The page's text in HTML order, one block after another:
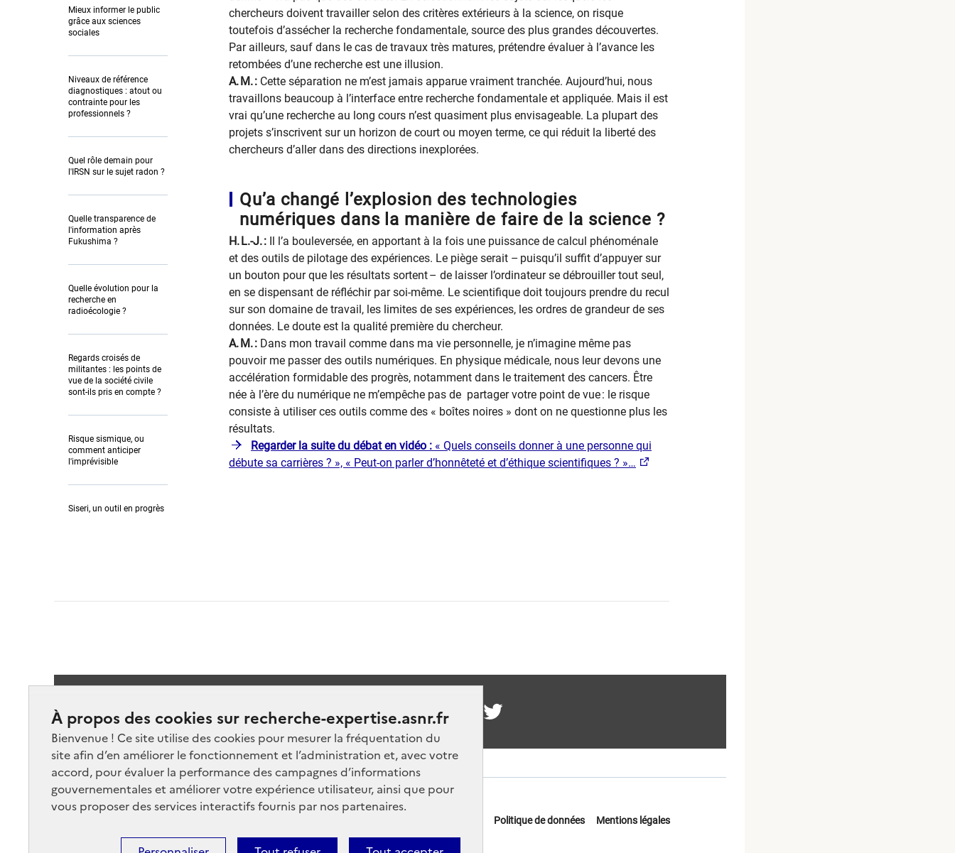
À propos des cookies sur recherche-expertise.asnr.fr
Bienvenue ! Ce site utilise des cookies pour mesurer la fréquentation du
site afin d’en améliorer le fonctionnement et l’administration et, avec votre
accord, pour évaluer la performance des campagnes d’informations
gouvernementales et améliorer votre expérience utilisateur, ainsi que pour
vous proposer des services interactifs fournis par nos partenaires.
Mieux informer le public
grâce aux sciences
sociales
Niveaux de référence
diagnostiques : atout ou
contrainte pour les
professionnels ?
Quel rôle demain pour
l'IRSN sur le sujet radon ?
Quelle transparence de
l'information après
Fukushima ?
Quelle évolution pour la
recherche en
radioécologie ?
Regards croisés de
militantes : les points de
vue de la société civile
sont-ils pris en compte ?
Risque sismique, ou
comment anticiper
l'imprévisible
Siseri, un outil en progrès
chercheurs doivent travailler selon des critères extérieurs à la science, on risque
toutefois d’assécher la recherche fondamentale, source des plus grandes découvertes.
Par ailleurs, sauf dans le cas de travaux très matures, prétendre évaluer à l’avance les
retombées d’une recherche est une illusion.
A. M. : Cette séparation ne m’est jamais apparue vraiment tranchée. Aujourd’hui, nous
travaillons beaucoup à l’interface entre recherche fondamentale et appliquée. Mais il est
vrai qu’une recherche au long cours n’est quasiment plus envisageable. La plupart des
projets s’inscrivent sur un horizon de court ou moyen terme, ce qui réduit la liberté des
chercheurs d’aller dans des directions inexplorées.
Qu’a changé l’explosion des technologies
numériques dans la manière de faire de la science ?
H. L.-J. : Il l’a bouleversée, en apportant à la fois une puissance de calcul phénoménale
et des outils de pilotage des expériences. Le piège serait – puisqu’il suffit d’appuyer sur
un bouton pour que les résultats sortent – de laisser l’ordinateur se débrouiller tout seul,
en se dispensant de réfléchir par soi-même. Le scientifique doit toujours prendre du recul
sur son domaine de travail, les limites de ses expériences, les ordres de grandeur de ses
données. Le doute est la qualité première du chercheur.
A. M. : Dans mon travail comme dans ma vie personnelle, je n’imagine même pas
pouvoir me passer des outils numériques. En physique médicale, nous leur devons une
accélération formidable des progrès, notamment dans le traitement des cancers. Être
née à l’ère du numérique ne m’empêche pas de partager votre point de vue : le risque
consiste à utiliser ces outils comme des « boîtes noires » dont on ne questionne plus les
résultats.
Regarder la suite du débat en vidéo : « Quels co​nseils donner à une personne qui
débute sa carrières ? », « Peut-on parler d’honnêteté et d’éthique scientifiques ? »…
Suivez-nous
Politique de données Mentions légales
Plan du site Contactez-nous